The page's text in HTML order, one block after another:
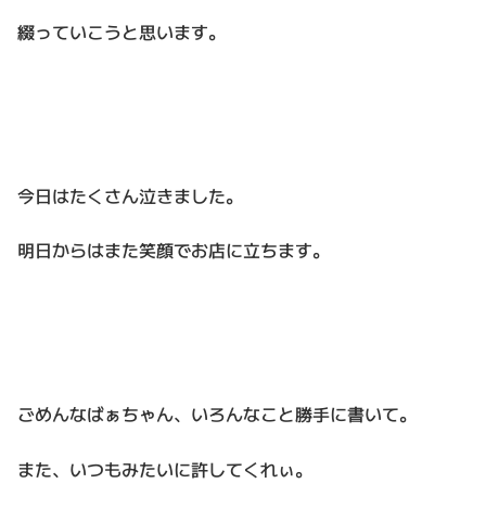
綴っていこうと思います。
今日はたくさん泣きました。
明日からはまた笑顔でお店に立ちます。
ごめんなばぁちゃん、いろんなこと勝手に書いて。
また、いつもみたいに許してくれぃ。